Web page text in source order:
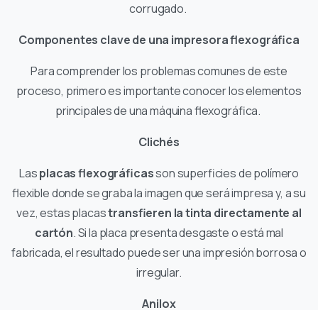
corrugado.
Componentes clave de una impresora flexográfica
Para comprender los problemas comunes de este
proceso, primero es importante conocer los elementos
principales de una máquina flexográfica.
Clichés
Lasplacas flexográficasson superficies de polímero
flexible donde se graba la imagen que será impresa y, a su
vez, estas placastransfieren la tinta directamente al
cartón. Si la placa presenta desgaste o está mal
fabricada, el resultado puede ser una impresión borrosa o
irregular.
Anilox